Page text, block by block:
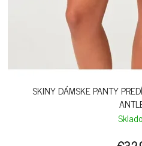
SKINY DÁMSKE PANTY